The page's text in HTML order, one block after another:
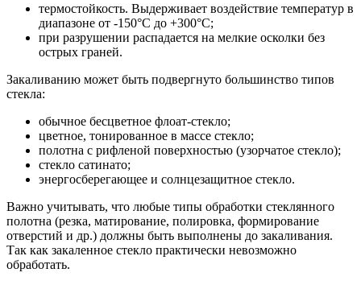
термостойкость. Выдерживает воздействие температур в
диапазоне от -150°С до +300°С;
при разрушении распадается на мелкие осколки без
острых граней.
Закаливанию может быть подвергнуто большинство типов
стекла:
обычное бесцветное флоат-стекло;
цветное, тонированное в массе стекло;
полотна с рифленой поверхностью (узорчатое стекло);
стекло сатинато;
энергосберегающее и солнцезащитное стекло.
Важно учитывать, что любые типы обработки стеклянного
полотна (резка, матирование, полировка, формирование
отверстий и др.) должны быть выполнены до закаливания.
Так как закаленное стекло практически невозможно
обработать.